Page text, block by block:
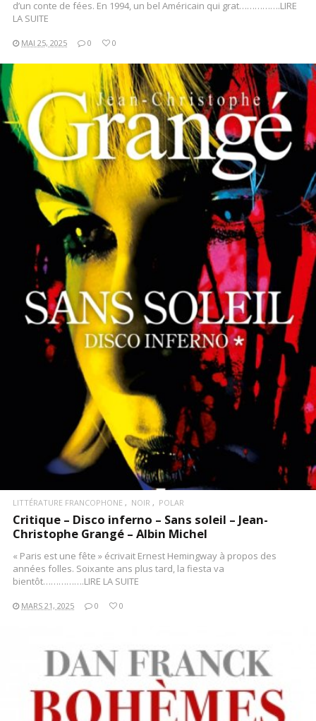
d’un conte de fées. En 1994, un bel Américain qui grat…………….LIRE
LA SUITE
MAI 25, 2025 0 0
LIRE LA SUITE
LITTÉRATURE FRANCOPHONE NOIR POLAR
Critique – Disco inferno – Sans soleil – Jean-
Christophe Grangé – Albin Michel
« Paris est une fête » écrivait Ernest Hemingway à propos des
années folles. Soixante ans plus tard, la fiesta va
bientôt…………….LIRE LA SUITE
MARS 21, 2025 0 0